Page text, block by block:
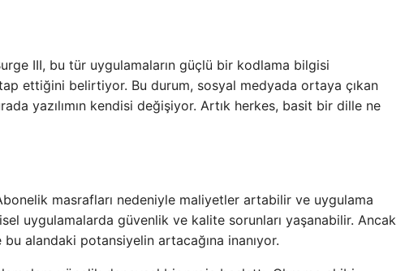
III, bu tür uygulamaların güçlü bir kodlama bilgisi
ettiğini belirtiyor. Bu durum, sosyal medyada ortaya çıkan
yazılımın kendisi değişiyor. Artık herkes, basit bir dille ne
masrafları nedeniyle maliyetler artabilir ve uygulama
uygulamalarda güvenlik ve kalite sorunları yaşanabilir. Ancak
alandaki potansiyelin artacağına inanıyor.